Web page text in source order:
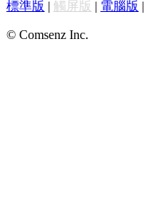
標準版 | 觸屏版 | 電腦版 |
© Comsenz Inc.